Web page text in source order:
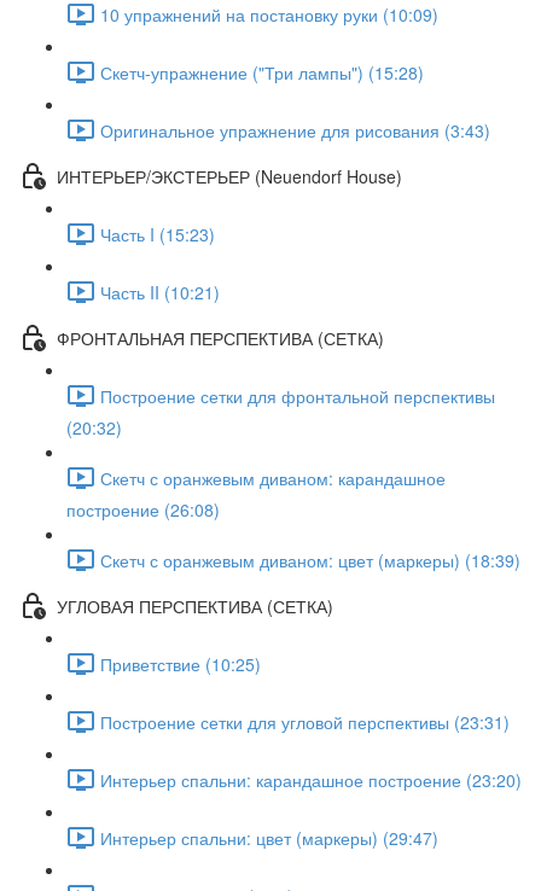
10 упражнений на постановку руки (10:09)
Скетч-упражнение ("Три лампы") (15:28)
Оригинальное упражнение для рисования (3:43)
ИНТЕРЬЕР/ЭКСТЕРЬЕР (Neuendorf House)
Часть I (15:23)
Часть II (10:21)
ФРОНТАЛЬНАЯ ПЕРСПЕКТИВА (СЕТКА)
Построение сетки для фронтальной перспективы
(20:32)
Скетч с оранжевым диваном: карандашное
построение (26:08)
Скетч с оранжевым диваном: цвет (маркеры) (18:39)
УГЛОВАЯ ПЕРСПЕКТИВА (СЕТКА)
Приветствие (10:25)
Построение сетки для угловой перспективы (23:31)
Интерьер спальни: карандашное построение (23:20)
Интерьер спальни: цвет (маркеры) (29:47)